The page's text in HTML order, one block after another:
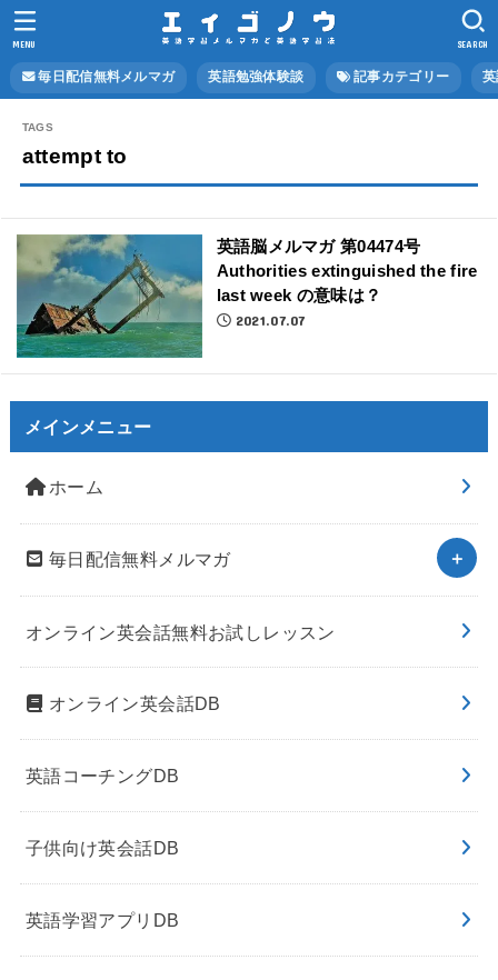
毎日配信無料メルマガ 英語勉強体験談 記事カテゴリー
SEARCH
MENU
attempt to
英語脳メルマガ 第04474号
Authorities extinguished the fire
last week の意味は？
2021.07.07
メインメニュー
ホーム
毎日配信無料メルマガ
オンライン英会話無料お試しレッスン
オンライン英会話DB
英語コーチングDB
子供向け英会話DB
英語学習アプリDB